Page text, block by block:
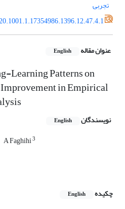
تجربی
عنوان مقاله English
Learning Patterns on
in Empirical
نویسندگان English
A Faghihi3
چکیده
English